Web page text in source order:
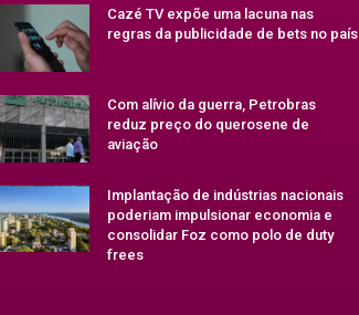
Cazé TV expõe uma lacuna nas
regras da publicidade de bets no país
Com alívio da guerra, Petrobras
reduz preço do querosene de
aviação
Implantação de indústrias nacionais
poderiam impulsionar economia e
consolidar Foz como polo de duty
frees